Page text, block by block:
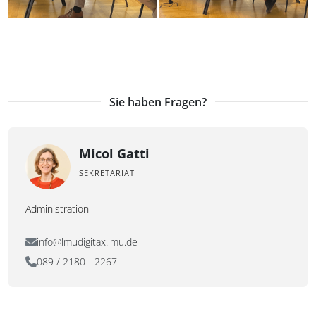
Sie haben Fragen?
Micol Gatti
SEKRETARIAT
Administration
info@lmudigitax.lmu.de
089 / 2180 - 2267